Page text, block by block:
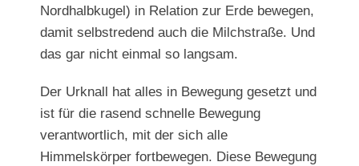
Nordhalbkugel) in Relation zur Erde bewegen,
damit selbstredend auch die Milchstraße. Und
das gar nicht einmal so langsam.
Der Urknall hat alles in Bewegung gesetzt und
ist für die rasend schnelle Bewegung
verantwortlich, mit der sich alle
Himmelskörper fortbewegen. Diese Bewegung